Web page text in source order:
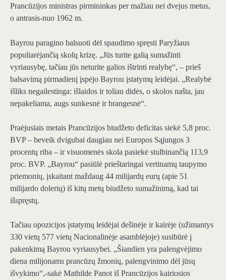
Prancūzijos ministras pirmininkas per mažiau nei dvejus metus,
o antrasis-nuo 1962 m.
Bayrou paragino balsuoti dėl spaudimo spręsti Paryžiaus
populiarėjančią skolų krizę. „Jūs turite galią sumažinti
vyriausybę, tačiau jūs neturite galios ištrinti realybę“, – prieš
balsavimą pirmadienį įspėjo Bayrou įstatymų leidėjai. „Realybė
išliks negailestinga: išlaidos ir toliau didės, o skolos našta, jau
nepakeliama, augs sunkesnė ir brangesnė“.
Praėjusiais metais Prancūzijos biudžeto deficitas siekė 5,8 proc.
BVP – beveik dvigubai daugiau nei Europos Sąjungos 3
procentų riba – ir visuomenės skola pasiekė stulbinančią 113,9
proc. BVP. „Bayrou“ pasiūlė prieštaringai vertinamų taupymo
priemonių, įskaitant maždaug 44 milijardų eurų (apie 51
milijardo dolerių) iš kitų metų biudžeto sumažinimą, kad tai
išspręstų.
Tačiau opozicijos įstatymų leidėjai dešinėje ir kairėje (užimantys
330 vietų 577 vietų Nacionalinėje asamblėjoje) susibūrė į
pakenkimą Bayrou vyriausybei. „Šiandien yra palengvėjimo
diena milijonams prancūzų žmonių, palengvinimo dėl jūsų
išvykimo“,-sakė Mathilde Panot iš Prancūzijos kairiosios